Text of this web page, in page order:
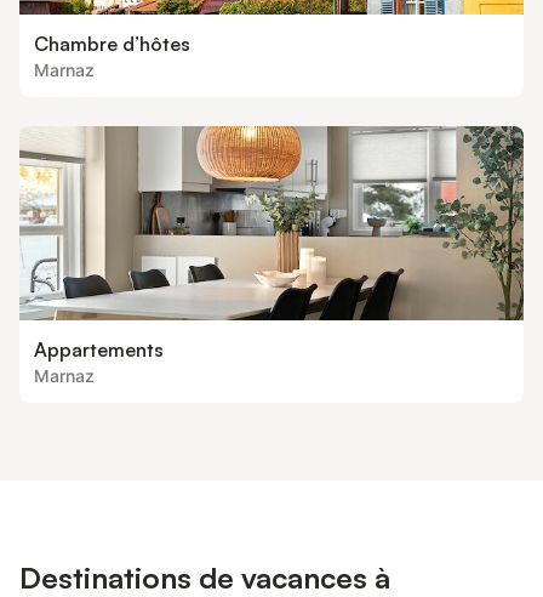
Chambre d’hôtes
Marnaz
Appartements
Marnaz
Destinations de vacances à